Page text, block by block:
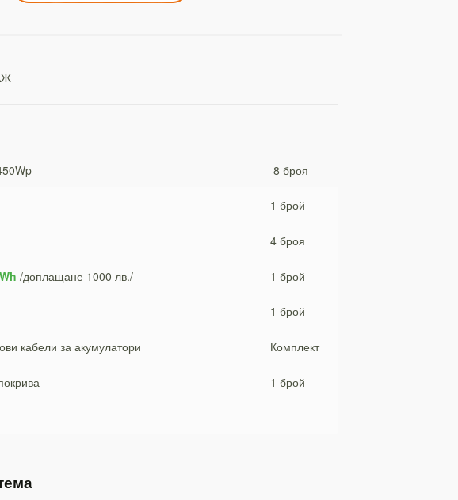
8 броя
/доплащане 1000 лв./
кабели за акумулатори
1 брой
4 броя
1 брой
1 брой
Комплект
1 брой